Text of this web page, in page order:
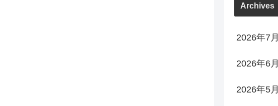
Archives
2026年7月
2026年6月
2026年5月